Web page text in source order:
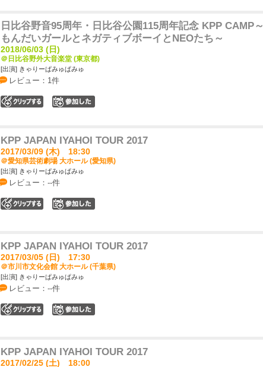
日比谷野音95周年・日比谷公園115周年記念 KPP CAMP～
もんだいガールとネガティブボーイとNEOたち～
2018/06/03 (日)
＠日比谷野外大音楽堂 (東京都)
[出演] きゃりーぱみゅぱみゅ
レビュー：1件
KPP JAPAN IYAHOI TOUR 2017
2017/03/09 (木) 18:30
＠愛知県芸術劇場 大ホール (愛知県)
[出演] きゃりーぱみゅぱみゅ
レビュー：--件
KPP JAPAN IYAHOI TOUR 2017
2017/03/05 (日) 17:30
＠市川市文化会館 大ホール (千葉県)
[出演] きゃりーぱみゅぱみゅ
レビュー：--件
KPP JAPAN IYAHOI TOUR 2017
2017/02/25 (土) 18:00